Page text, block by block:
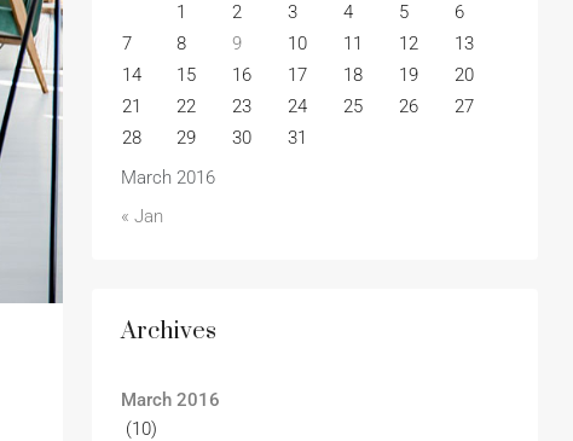
March 2016
1
2 3 4 5
6
7
8 9 10 11 12
13
14
15 16 17 18 19
20
21
22 23 24 25 26
27
28
29 30 31
« Jan
Archives
March 2016
(10)